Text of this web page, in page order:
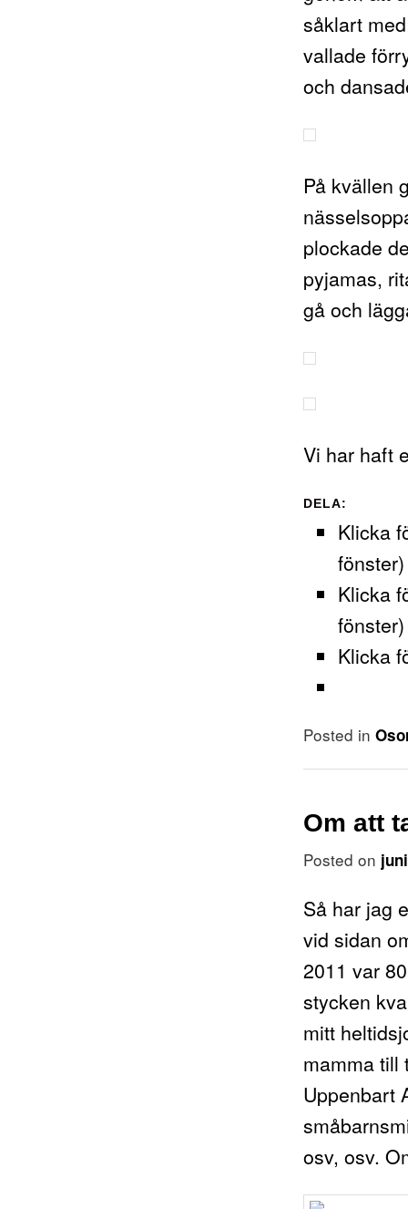
såklart
vallade
och
På kvällen
plockade
pyjamas,
gå och
Vi har haft
DELA:
Klicka
fönster)
Klicka
fönster)
Klicka
Posted in
Om att
Posted on
Så har jag
vid sidan
2011 var
stycken
mitt
mamma till
Uppenbart
osv, osv.